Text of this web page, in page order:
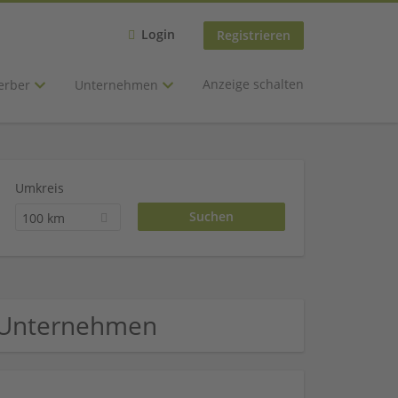
Login Registrieren
Unternehmen Anzeige schalten
Umkreis
100 km